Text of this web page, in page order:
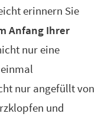
erinnern Sie
Anfang Ihrer
nur eine
nur angefüllt von
und